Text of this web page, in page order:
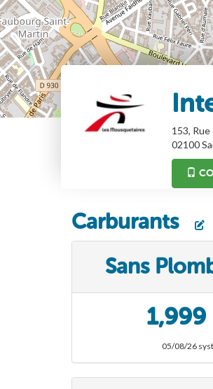
153,
02100
Carburants
Sans
05/08/26